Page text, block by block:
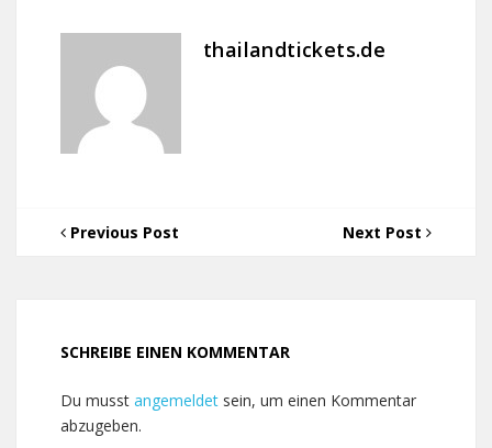
thailandtickets.de
Previous Post Next Post
SCHREIBE EINEN KOMMENTAR
Du musst angemeldet sein, um einen Kommentar
abzugeben.